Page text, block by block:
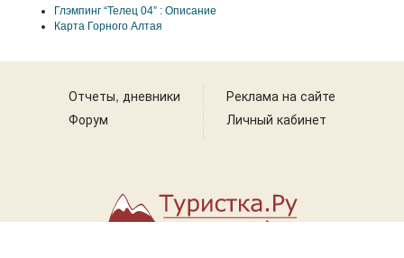
Глэмпинг “Телец 04” : Описание
Карта Горного Алтая
Отчеты, дневники
Форум
Реклама на сайте
Личный кабинет